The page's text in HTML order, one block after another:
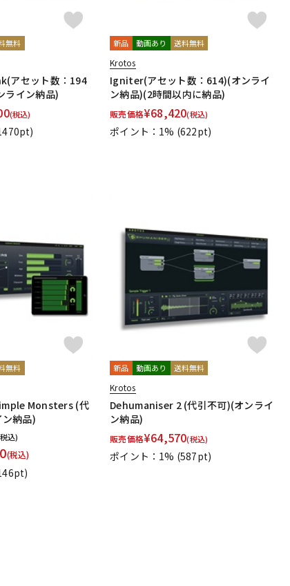
無料
アセット数：194
ライン納品)
(税込)
新品 動画あり 送料無料
Krotos
Igniter(アセット数：614)(オンライ
ン納品)(2時間以内に納品)
販売価格¥68,420(税込)
ポイント：1% (622pt)
無料
Monsters (代
納品)
込)
(税込)
新品 動画あり 送料無料
Krotos
Dehumaniser 2 (代引不可)(オンライ
ン納品)
販売価格¥64,570(税込)
ポイント：1% (587pt)